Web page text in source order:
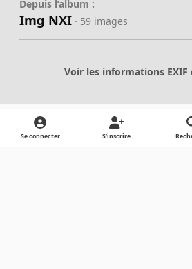
Depuis l’album :
Img NXI · 59 images
Voir les informations EXIF
Partager
Se connecter S’inscrire